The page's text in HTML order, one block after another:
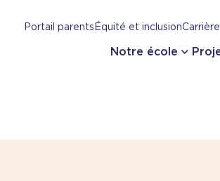
Portail parentsÉquité et inclusionCarrière
Notre école